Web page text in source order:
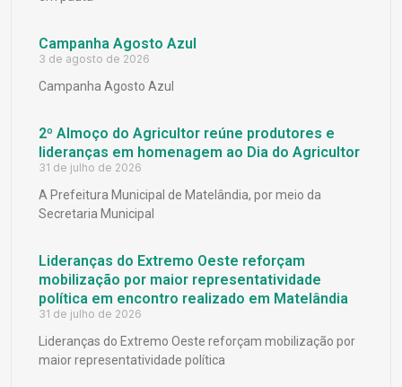
Campanha Agosto Azul
3 de agosto de 2026
Campanha Agosto Azul
2º Almoço do Agricultor reúne produtores e
lideranças em homenagem ao Dia do Agricultor
31 de julho de 2026
A Prefeitura Municipal de Matelândia, por meio da
Secretaria Municipal
Lideranças do Extremo Oeste reforçam
mobilização por maior representatividade
política em encontro realizado em Matelândia
31 de julho de 2026
Lideranças do Extremo Oeste reforçam mobilização por
maior representatividade política